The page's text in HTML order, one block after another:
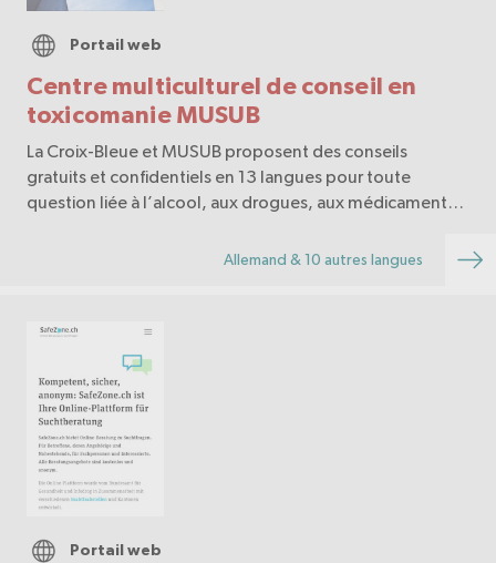
Centre multiculturel de conseil en
toxicomanie MUSUB
Portail web
La Croix-Bleue et MUSUB proposent des conseils
gratuits et confidentiels en 13 langues pour toute
question liée à l’alcool, aux drogues, aux médicaments,
Allemand & 10 autres langues
Portail web